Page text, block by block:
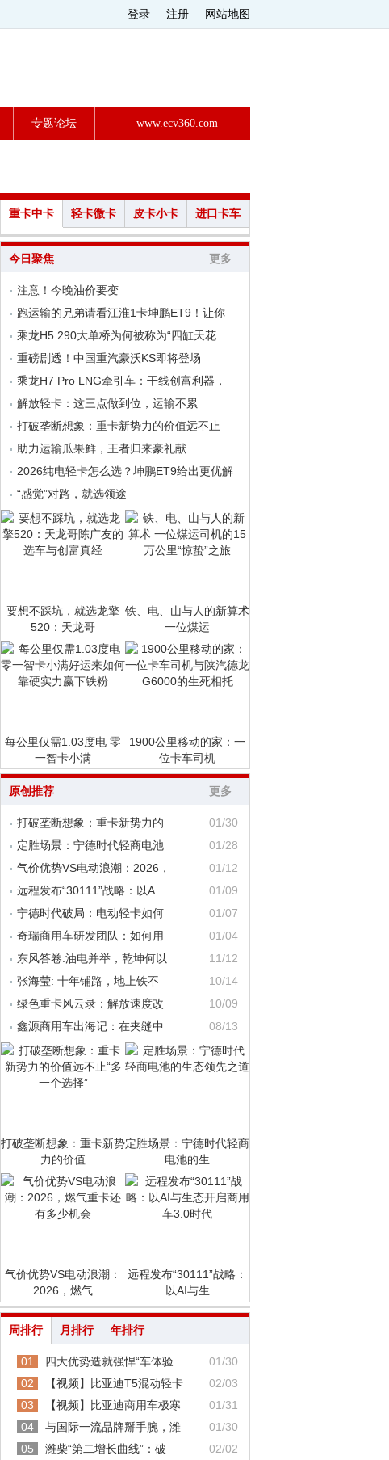
登录 注册 网站地图
专题论坛 www.ecv360.com
重卡中卡 轻卡微卡 皮卡小卡 进口卡车
今日聚焦 更多
注意！今晚油价要变
跑运输的兄弟请看江淮1卡坤鹏ET9！让你
乘龙H5 290大单桥为何被称为“四缸天花
重磅剧透！中国重汽豪沃KS即将登场
乘龙H7 Pro LNG牵引车：干线创富利器，
解放轻卡：这三点做到位，运输不累
打破垄断想象：重卡新势力的价值远不止
助力运输瓜果鲜，王者归来豪礼献
2026纯电轻卡怎么选？坤鹏ET9给出更优解
“感觉”对路，就选领途
要想不踩坑，就选龙擎
520：天龙哥
铁、电、山与人的新算术
一位煤运
每公里仅需1.03度电 零
一智卡小满
1900公里移动的家：一
位卡车司机
原创推荐 更多
打破垄断想象：重卡新势力的
01/30
定胜场景：宁德时代轻商电池
01/28
气价优势VS电动浪潮：2026，
01/12
远程发布“30111”战略：以A
01/09
宁德时代破局：电动轻卡如何
01/07
奇瑞商用车研发团队：如何用
01/04
东风答卷:油电并举，乾坤何以
11/12
张海莹: 十年铺路，地上铁不
10/14
绿色重卡风云录：解放速度改
10/09
鑫源商用车出海记：在夹缝中
08/13
打破垄断想象：重卡新势
力的价值
定胜场景：宁德时代轻商
电池的生
气价优势VS电动浪潮：
2026，燃气
远程发布“30111”战略：
以AI与生
周排行 月排行 年排行
01 四大优势造就强悍“车体验
01/30
02
【视频】比亚迪T5混动轻卡
02/03
03
【视频】比亚迪商用车极寒
01/31
04
与国际一流品牌掰手腕，潍
01/30
05
潍柴“第二增长曲线”：破
02/02